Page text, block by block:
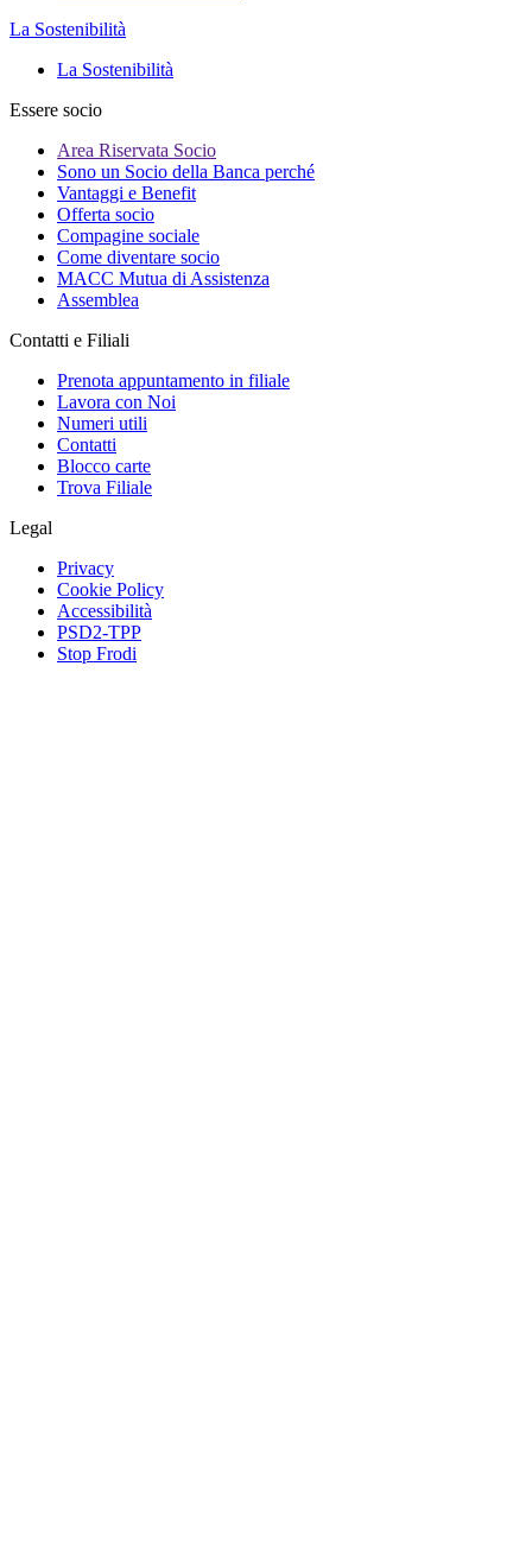
La Sostenibilità
La Sostenibilità
Essere socio
Area Riservata Socio
Sono un Socio della Banca perché
Vantaggi e Benefit
Offerta socio
Compagine sociale
Come diventare socio
MACC Mutua di Assistenza
Assemblea
Contatti e Filiali
Prenota appuntamento in filiale
Lavora con Noi
Numeri utili
Contatti
Blocco carte
Trova Filiale
Legal
Privacy
Cookie Policy
Accessibilità
PSD2-TPP
Stop Frodi